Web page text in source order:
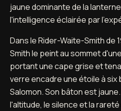
jaune dominante de la
l'intelligence éclairée par
Dans le Rider-Waite-Smith de
Smith le peint au sommet
portant une cape grise et
verre encadre une étoile à
Salomon. Son bâton est
l'altitude, le silence et la